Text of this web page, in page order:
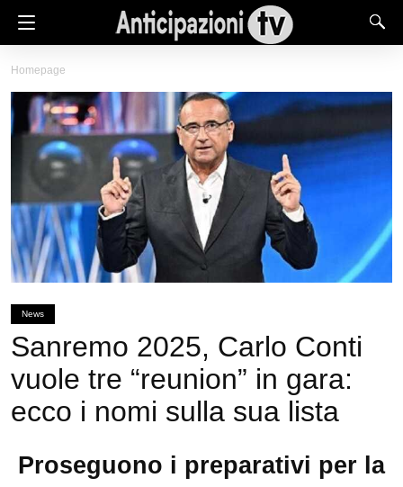
Homepage
News
Sanremo 2025, Carlo Conti
vuole tre “reunion” in gara:
ecco i nomi sulla sua lista
Proseguono i preparativi per la